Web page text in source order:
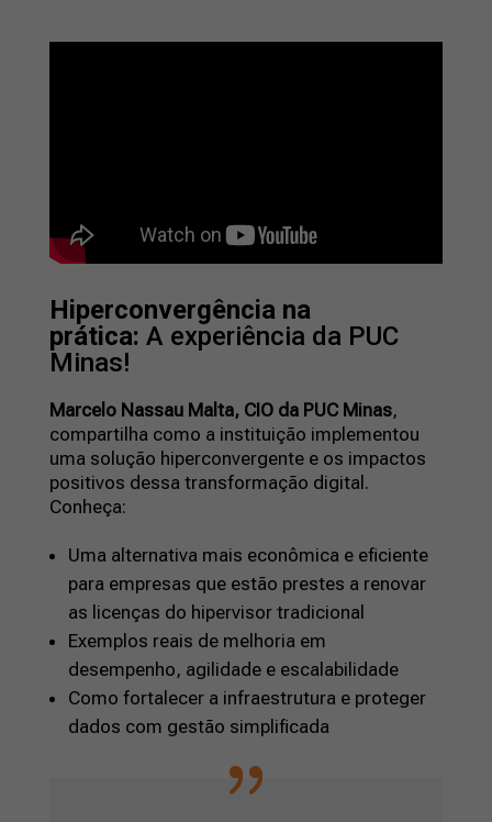
Hiperconvergência na
prática: A experiência da PUC
Minas!
Marcelo Nassau Malta, CIO da PUC Minas,
compartilha como a instituição implementou
uma solução hiperconvergente e os impactos
positivos dessa transformação digital.
Conheça:
Uma alternativa mais econômica e eficiente
para empresas que estão prestes a renovar
as licenças do hipervisor tradicional
Exemplos reais de melhoria em
desempenho, agilidade e escalabilidade
Como fortalecer a infraestrutura e proteger
dados com gestão simplificada